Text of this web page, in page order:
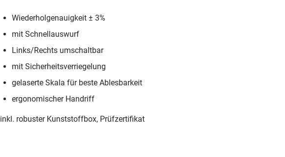
Wiederholgenauigkeit ± 3%
mit Schnellauswurf
Links/Rechts umschaltbar
mit Sicherheitsverriegelung
gelaserte Skala für beste Ablesbarkeit
ergonomischer Handriff
inkl. robuster Kunststoffbox, Prüfzertifikat